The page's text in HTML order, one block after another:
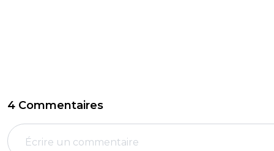
4 Commentaires